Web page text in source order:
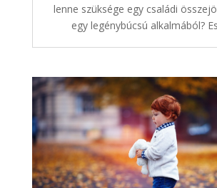
lenne szüksége egy családi
egy legénybúcsú alkalmából?